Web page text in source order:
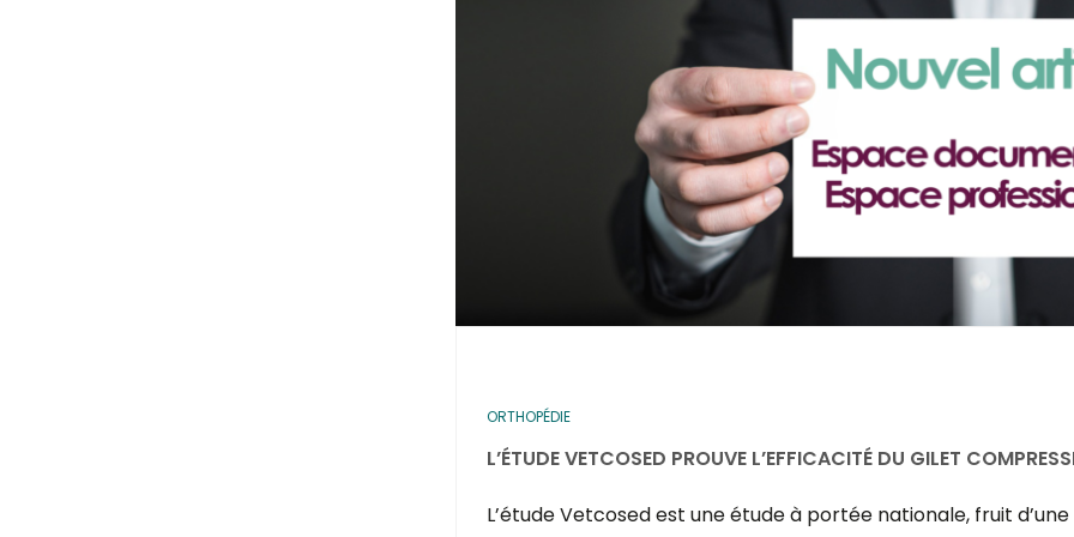
ORTHOPÉDIE
L’ÉTUDE VETCOSED PROUVE L’EFFICACITÉ DU GILET
L’étude Vetcosed est une étude à portée nationale, fruit